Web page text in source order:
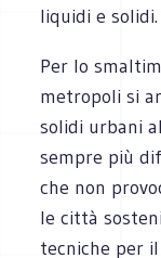
liquidi e solidi.
Per lo
metropoli si
solidi urbani
sempre più
che non
le città
tecniche per